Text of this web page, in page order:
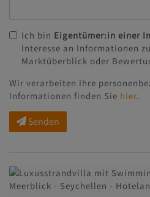
Ich bin Eigentümer:in einer
Interesse an Informationen
Marktüberblick oder
Wir verarbeiten Ihre
Informationen finden Sie hier.
Senden